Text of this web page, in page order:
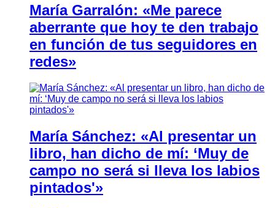
María Garralón: «Me parece
aberrante que hoy te den trabajo
en función de tus seguidores en
redes»
María Sánchez: «Al presentar un
libro, han dicho de mí: ‘Muy de
campo no será si lleva los labios
pintados'»